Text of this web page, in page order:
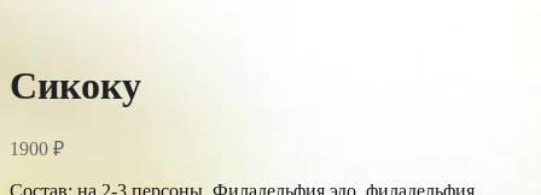
Сикоку
1900 ₽
Cостав: на 2-3 персоны. Филадельфия эдо, филадельфия,